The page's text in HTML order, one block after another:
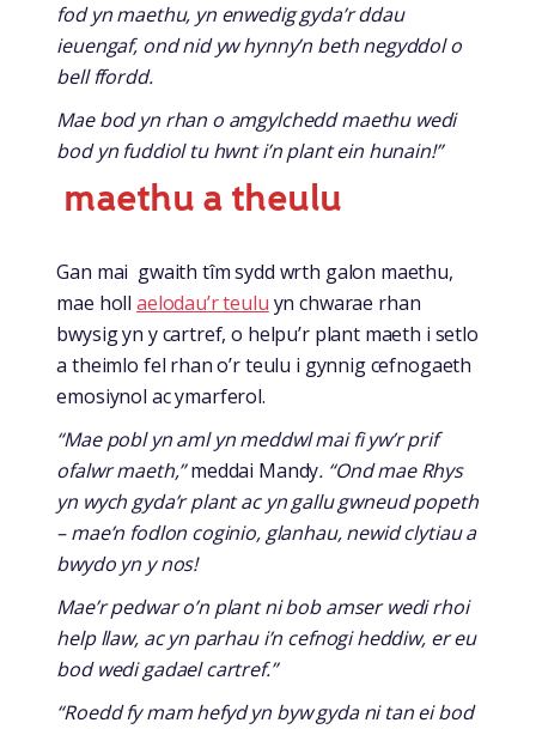
fod yn maethu, yn enwedig gyda’r ddau
ieuengaf, ond nid yw hynny’n beth negyddol o
bell ffordd.
Mae bod yn rhan o amgylchedd maethu wedi
bod yn fuddiol tu hwnt i’n plant ein hunain!”
maethu a theulu
Gan mai gwaith tîm sydd wrth galon maethu,
mae holl aelodau’r teulu yn chwarae rhan
bwysig yn y cartref, o helpu’r plant maeth i setlo
a theimlo fel rhan o’r teulu i gynnig cefnogaeth
emosiynol ac ymarferol.
“Mae pobl yn aml yn meddwl mai fi yw’r prif
ofalwr maeth,”meddai Mandy. “Ond mae Rhys
yn wych gyda’r plant ac yn gallu gwneud popeth
– mae’n fodlon coginio, glanhau, newid clytiau a
bwydo yn y nos!
Mae’r pedwar o’n plant ni bob amser wedi rhoi
help llaw, ac yn parhau i’n cefnogi heddiw, er eu
bod wedi gadael cartref.”
“Roedd fy mam hefyd yn byw gyda ni tan ei bod